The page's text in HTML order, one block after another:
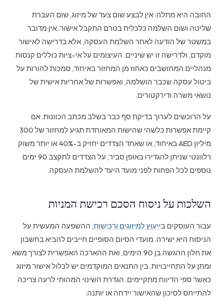
החובה היא מתלה: אין לבצע שום צעד של מיזוג, שום העברת
שליטה ושום השלמה כלכלית בטרם התקבל אישור. אין מדובר
במשטר של הודעה לאחר השלמת העסקה, אלא בדרישה לאישור
מוקדם, ולדרישה זו יש שיניים. העיצומים על אי-ציות כוללים קנסות
מנהליים המחושבים כאחוז מן המחזור באיחוד, סמכות להורות על
ביטול עסקה שכבר הושלמה, ואפשרות של אחריות אישית של
נושאי משרה ודירקטורים.
על הרוכשים לערוך בדיקת סף כבר בשלב מכתב הכוונות. אם
קיימת אפשרות כלשהי שהישות המאוחדת תגיע למחזור של 300
מיליון AED באיחוד, או שאחד הצדדים יחזיק ב-40% או יותר משוק
רלוונטי שניתן להגדירו באופן סביר, על הצדדים לתקצב 90 ימים
נוספים לכל הפחות לפני מועד היעד להשלמת העסקה.
השלכות על ניסוח הסכם רכישת המניות
עבור העוסקים בייעוץ למיזוגים ורכישות, ההשפעה המעשית על
הניסוח היא ישירה. מועדי הסיום הסופיים חייבים להביא בחשבון
את חלון ההגשה בן 90 הימים, ואת ההארכה האפשרית לצורך משא
ומתן על התחייבויות. בין התנאים המוקדמים יש לכלול אישור מיזוג
כאשר ספי הדיווח מתקיימים. הגדרת השינוי המהותי לרעה צריכה
להתייחס לסיכון שהאישור יידחה או יותנה.